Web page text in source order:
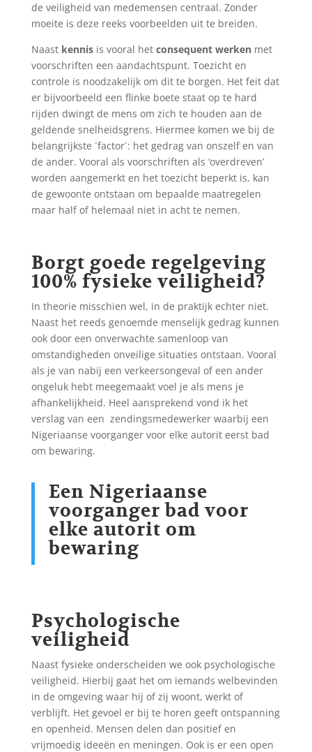
de veiligheid van medemensen centraal. Zonder
moeite is deze reeks voorbeelden uit te breiden.
Naast kennisis vooral het consequent werkenmet
voorschriften een aandachtspunt. Toezicht en
controle is noodzakelijk om dit te borgen. Het feit dat
er bijvoorbeeld een flinke boete staat op te hard
rijden dwingt de mens om zich te houden aan de
geldende snelheidsgrens. Hiermee komen we bij de
belangrijkste ´factor´: het gedrag van onszelf en van
de ander. Vooral als voorschriften als ‘overdreven’
worden aangemerkt en het toezicht beperkt is, kan
de gewoonte ontstaan om bepaalde maatregelen
maar half of helemaal niet in acht te nemen.
Borgt goede regelgeving
100% fysieke veiligheid?
In theorie misschien wel, in de praktijk echter niet.
Naast het reeds genoemde menselijk gedrag kunnen
ook door een onverwachte samenloop van
omstandigheden onveilige situaties ontstaan. Vooral
als je van nabij een verkeersongeval of een ander
ongeluk hebt meegemaakt voel je als mens je
afhankelijkheid. Heel aansprekend vond ik het
verslag van een zendingsmedewerker waarbij een
Nigeriaanse voorganger voor elke autorit eerst bad
om bewaring.
Een Nigeriaanse
voorganger bad voor
elke autorit om
bewaring
Psychologische
veiligheid
Naast fysieke onderscheiden we ook psychologische
veiligheid. Hierbij gaat het om iemands welbevinden
in de omgeving waar hij of zij woont, werkt of
verblijft. Het gevoel er bij te horen geeft ontspanning
en openheid. Mensen delen dan positief en
vrijmoedig ideeën en meningen. Ook is er een open